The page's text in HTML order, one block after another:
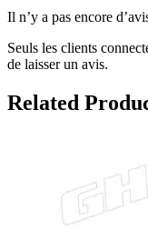
Il n’y a pas encore
Seuls les clients
de laisser un avis.
Related